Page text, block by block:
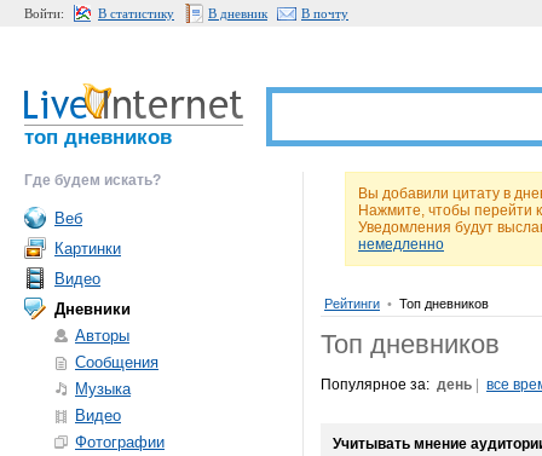
Войти: В статистику В дневник В почту
топ дневников
Вы добавили цитату в
Нажмите, чтобы перейти
Уведомления будут
немедленно
Рейтинги • Топ дневников
Топ дневников
Популярное за: день все
Учитывать мнение
Где будем искать?
Веб
Картинки
Видео
Дневники
Авторы
Сообщения
Музыка
Видео
Фотографии